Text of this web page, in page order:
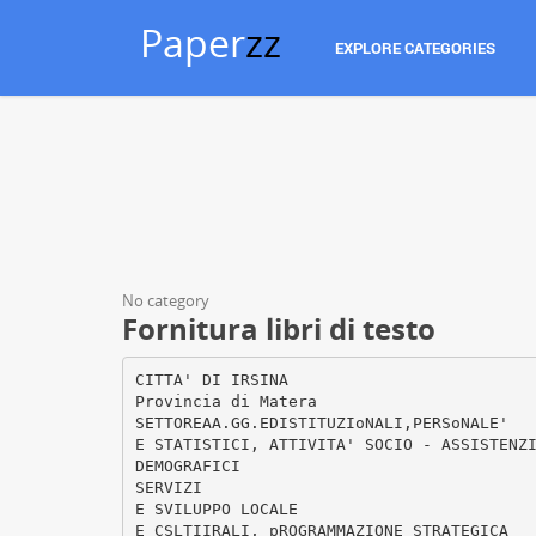
Paperzz EXPLORE CATEGORIES
No category
Fornitura libri di testo
CITTA' DI IRSINA
Provincia di Matera
SETTOREAA.GG.EDISTITUZIoNALI,PERSoNALE'
E STATISTICI, ATTIVITA' SOCIO -
DEMOGRAFICI
SERVIZI
E SVILUPPO LOCALE
E CSLTIIRALI, pROGRAMMAZIONE STRATEGICA